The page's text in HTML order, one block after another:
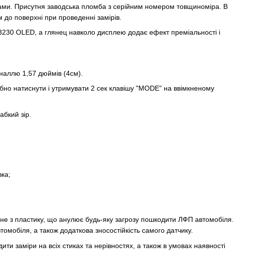
Присутня заводська пломба з серійним номером товщиноміра. В
поверхні при проведенні замірів.
OLED, а глянец навколо дисплею додає ефект преміальності і
1,57 дюймів (4см).
натиснути і утримувати 2 сек клавішу "MODE" на ввімкненому
зір.
з пластику, що анулює будь-яку загрозу пошкодити ЛФП автомобіля.
а також додаткова зносостійкість самого датчику.
заміри на всіх стиках та нерівностях, а також в умовах наявності